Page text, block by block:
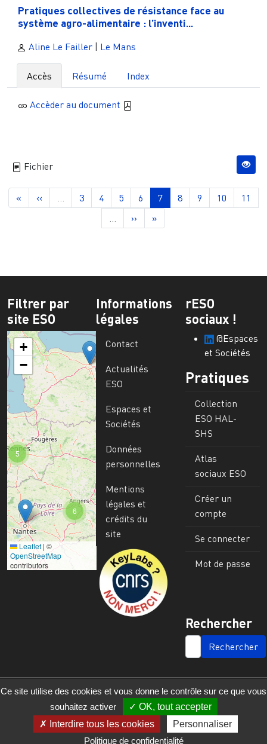
Pratiques collectives de résistance face au
système agro-alimentaire : l’inventi...
Aline Le Failler Le Mans
Accès Résumé Index
Accèder au document
Fichier
Pagination
Première page
« Page précédente
‹‹ Page
3 Page
4 Page
5 Page
6 Page courante
7 Page
8 Page
9 Page
10 Page
11
Page suivante
›› Dernière page
»
Filtrer par
site ESO
6
5
+
−
Leaflet | ©
OpenStreetMap
contributors
Informations
légales
Contact
Actualités
ESO
Espaces et
Sociétés
Données
personnelles
Mentions
légales et
crédits du
site
Image
rESO
sociaux !
@Espaces
et Sociétés
Pratiques
Collection
ESO HAL-
SHS
Atlas
sociaux ESO
Créer un
compte
Se connecter
Mot de passe
Rechercher
SEARCH
Ce site utilise des cookies et vous donne le contrôle sur ce que vous
souhaitez activer
OK, tout accepter
Interdire tous les cookies
Personnaliser
Politique de confidentialité